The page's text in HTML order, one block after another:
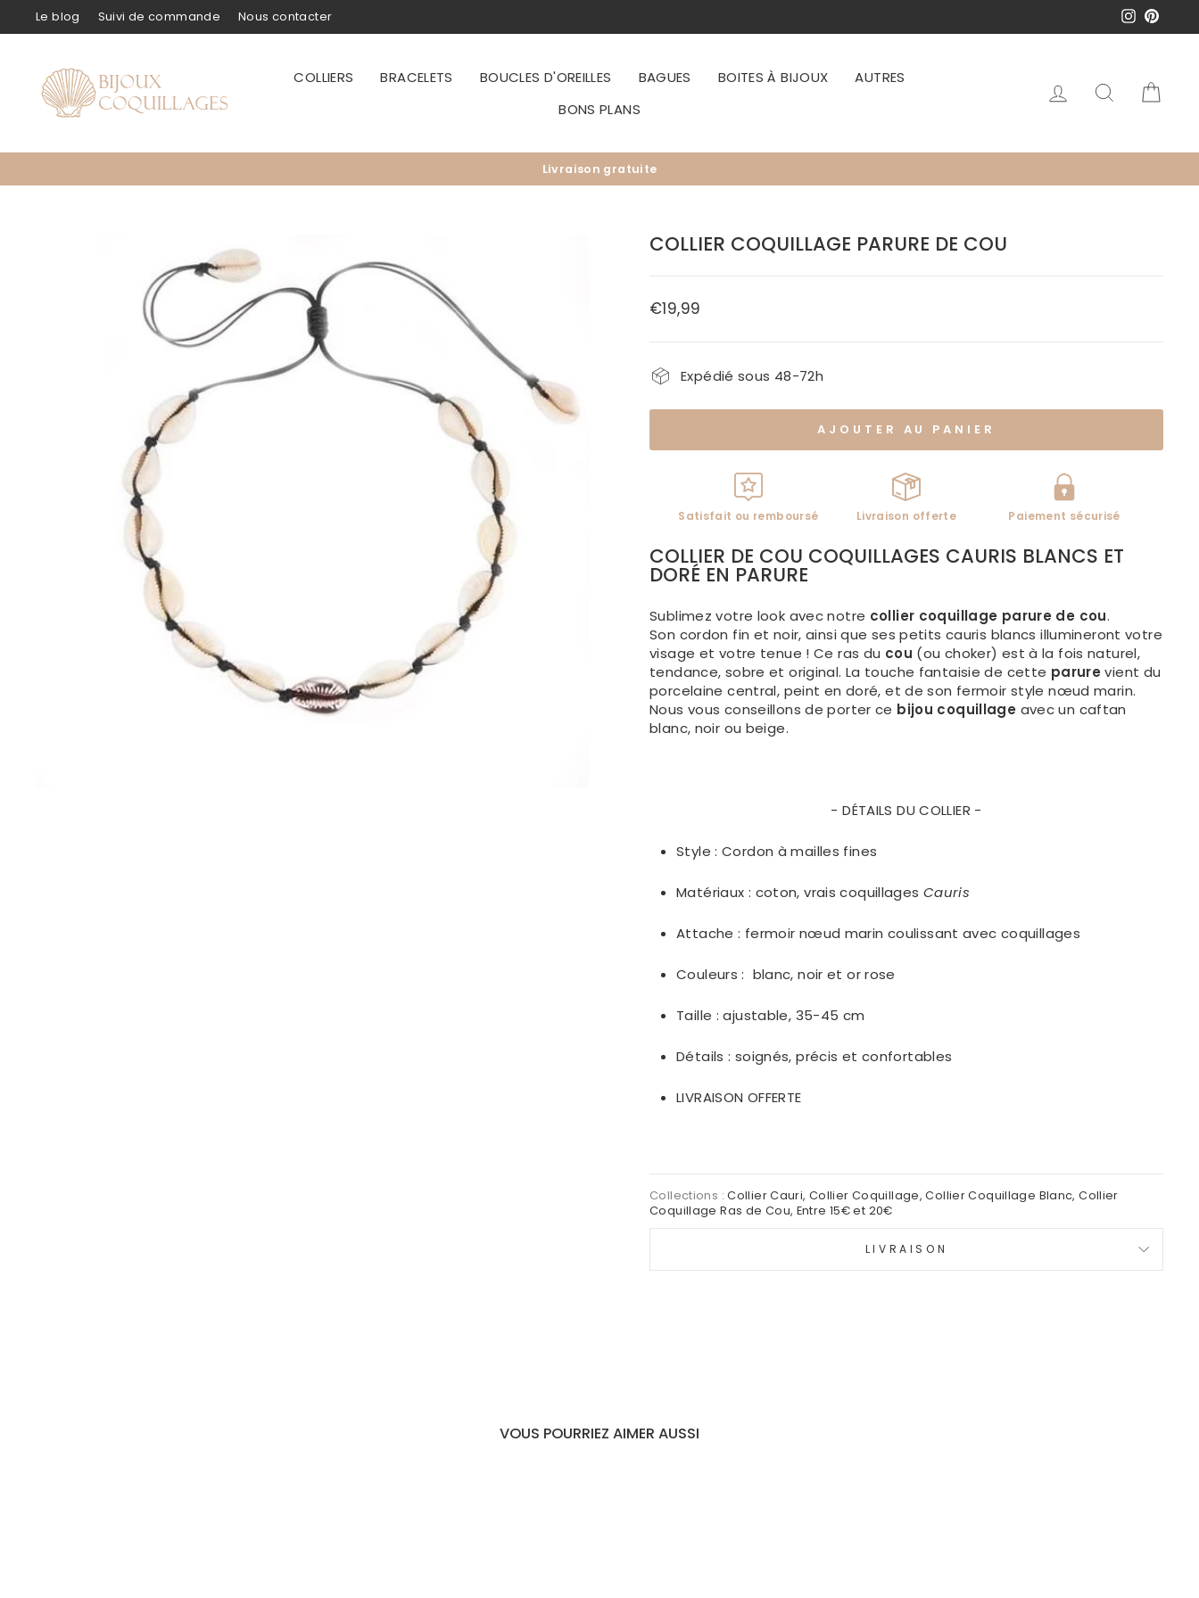
PasserLe blog Suivi de commande Nous contacter Instagram
COLLIERS BRACELETS BOUCLES D'OREILLES BAGUES BOITES À BIJOUX
AUTRES
BONS PLANS
Se connecter
Rechercher
Diaporama
Livraison gratuite
COLLIER COQUILLAGE PARURE DE COU
Prix
€19,99
Expédié sous 48-72h
AJOUTER AU PANIER
Satisfait ou remboursé Livraison offerte Paiement sécurisé
COLLIER DE COU COQUILLAGES CAURIS BLANCS ET
DORÉ EN PARURE
Sublimez votre look avec notre collier coquillage parure de cou.
Son cordon fin et noir, ainsi que ses petits cauris blancs illumineront votre
visage et votre tenue ! Ce ras du cou (ou choker) est à la fois naturel,
tendance, sobre et original. La touche fantaisie de cette parure vient du
porcelaine central, peint en doré, et de son fermoir style nœud marin.
Nous vous conseillons de porter ce bijou coquillage avec un caftan
blanc, noir ou beige.
- DÉTAILS DU COLLIER -
Style : Cordon à mailles fines
Matériaux : coton,vrais coquillages Cauris
Attache : fermoir nœud marin coulissant avec coquillages
Couleurs : blanc, noir et or rose
Taille : ajustable, 35-45 cm
Détails : soignés, précis et confortables
LIVRAISON OFFERTE
Collections :Collier Cauri, Collier Coquillage,Collier Coquillage Blanc,Collier
Coquillage Ras de Cou, Entre 15€ et 20€
LIVRAISON
VOUS POURRIEZ AIMER AUSSI